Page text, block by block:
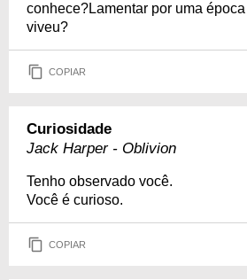
conhece?Lamentar por uma
viveu?
COPIAR
Curiosidade
Jack Harper - Oblivion
Tenho observado você.
Você é curioso.
COPIAR